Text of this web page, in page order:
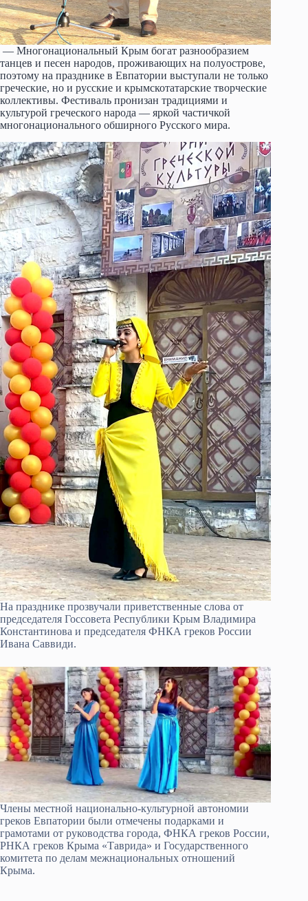
— Многонациональный Крым богат разнообразием
танцев и песен народов, проживающих на полуострове,
поэтому на празднике в Евпатории выступали не только
греческие, но и русские и крымскотатарские творческие
коллективы. Фестиваль пронизан традициями и
культурой греческого народа — яркой частичкой
многонационального обширного Русского мира.
На празднике прозвучали приветственные слова от
председателя Госсовета Республики Крым Владимира
Константинова и председателя ФНКА греков России
Ивана Саввиди.
Члены местной национально-культурной автономии
греков Евпатории были отмечены подарками и
грамотами от руководства города, ФНКА греков России,
РНКА греков Крыма «Таврида» и Государственного
комитета по делам межнациональных отношений
Крыма.